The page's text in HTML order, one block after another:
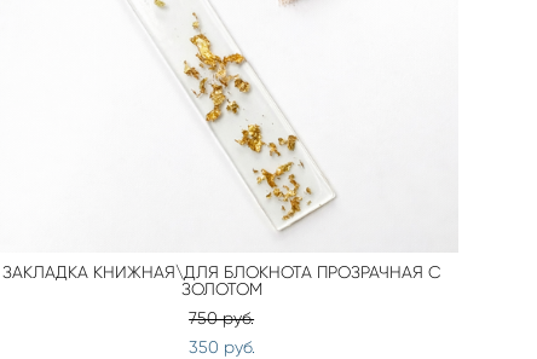
ЗАКЛАДКА КНИЖНАЯ\ДЛЯ БЛОКНОТА ПРОЗРАЧНАЯ С
ЗОЛОТОМ
750 pуб.
350 pуб.